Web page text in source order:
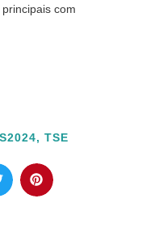
com
, TSE